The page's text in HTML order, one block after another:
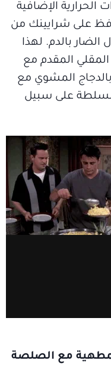
الحرارية الإضافية
على شرايينك من
الضار بالدم. لهذا
المقدم مع
بالدجاج المشوي مع
على سبيل
مع الصلصة